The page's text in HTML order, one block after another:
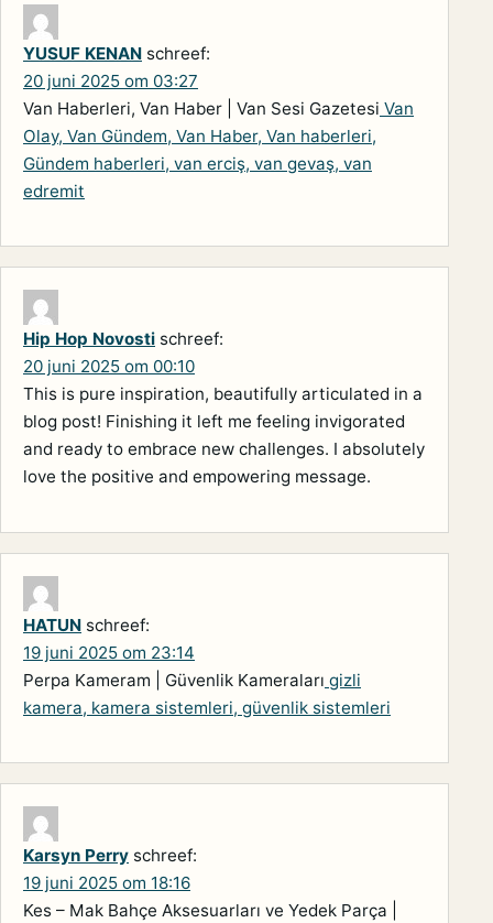
YUSUF KENAN schreef:
20 juni 2025 om 03:27
Van Haberleri, Van Haber | Van Sesi Gazetesi Van
Olay, Van Gündem, Van Haber, Van haberleri,
Gündem haberleri, van erciş, van gevaş, van
edremit
Hip Hop Novosti schreef:
20 juni 2025 om 00:10
This is pure inspiration, beautifully articulated in a
blog post! Finishing it left me feeling invigorated
and ready to embrace new challenges. I absolutely
love the positive and empowering message.
HATUN schreef:
19 juni 2025 om 23:14
Perpa Kameram | Güvenlik Kameraları gizli
kamera, kamera sistemleri, güvenlik sistemleri
Karsyn Perry schreef:
19 juni 2025 om 18:16
Kes – Mak Bahçe Aksesuarları ve Yedek Parça |